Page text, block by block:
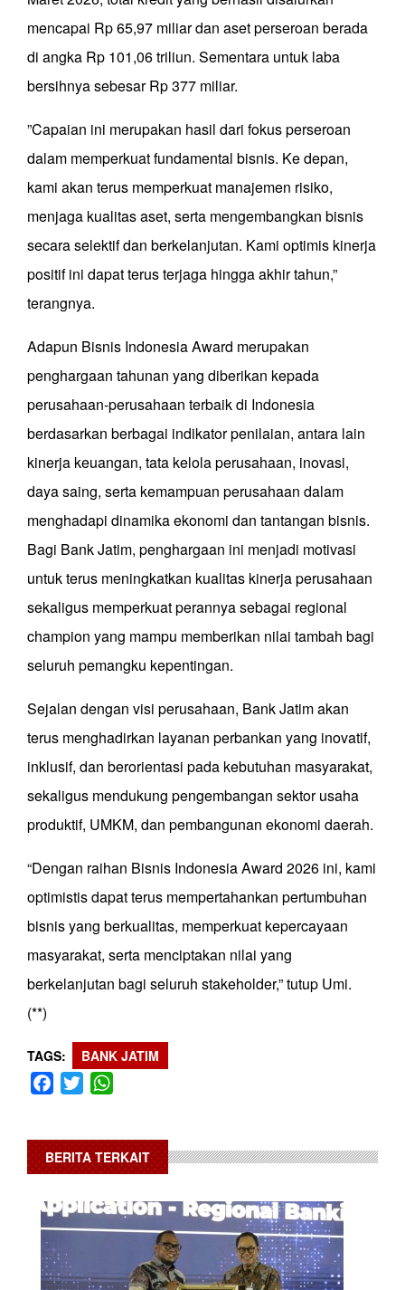
mencapai Rp 65,97 miliar dan aset perseroan berada
di angka Rp 101,06 triliun. Sementara untuk laba
bersihnya sebesar Rp 377 miliar.
”Capaian ini merupakan hasil dari fokus perseroan
dalam memperkuat fundamental bisnis. Ke depan,
kami akan terus memperkuat manajemen risiko,
menjaga kualitas aset, serta mengembangkan bisnis
secara selektif dan berkelanjutan. Kami optimis kinerja
positif ini dapat terus terjaga hingga akhir tahun,”
terangnya.
Adapun Bisnis Indonesia Award merupakan
penghargaan tahunan yang diberikan kepada
perusahaan-perusahaan terbaik di Indonesia
berdasarkan berbagai indikator penilaian, antara lain
kinerja keuangan, tata kelola perusahaan, inovasi,
daya saing, serta kemampuan perusahaan dalam
menghadapi dinamika ekonomi dan tantangan bisnis.
Bagi Bank Jatim, penghargaan ini menjadi motivasi
untuk terus meningkatkan kualitas kinerja perusahaan
sekaligus memperkuat perannya sebagai regional
champion yang mampu memberikan nilai tambah bagi
seluruh pemangku kepentingan.
Sejalan dengan visi perusahaan, Bank Jatim akan
terus menghadirkan layanan perbankan yang inovatif,
inklusif, dan berorientasi pada kebutuhan masyarakat,
sekaligus mendukung pengembangan sektor usaha
produktif, UMKM, dan pembangunan ekonomi daerah.
“Dengan raihan Bisnis Indonesia Award 2026 ini, kami
optimistis dapat terus mempertahankan pertumbuhan
bisnis yang berkualitas, memperkuat kepercayaan
masyarakat, serta menciptakan nilai yang
berkelanjutan bagi seluruh stakeholder,” tutup Umi.
(**)
TAGS BANK JATIM
Facebook
Twitter
BERITA TERKAIT